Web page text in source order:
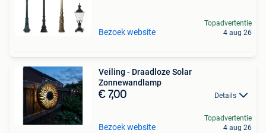
Bezoek website
Topadvertentie
4 aug 26
Veiling - Draadloze Solar
Zonnewandlamp
€ 7,00 Details
Bezoek website
Topadvertentie
4 aug 26